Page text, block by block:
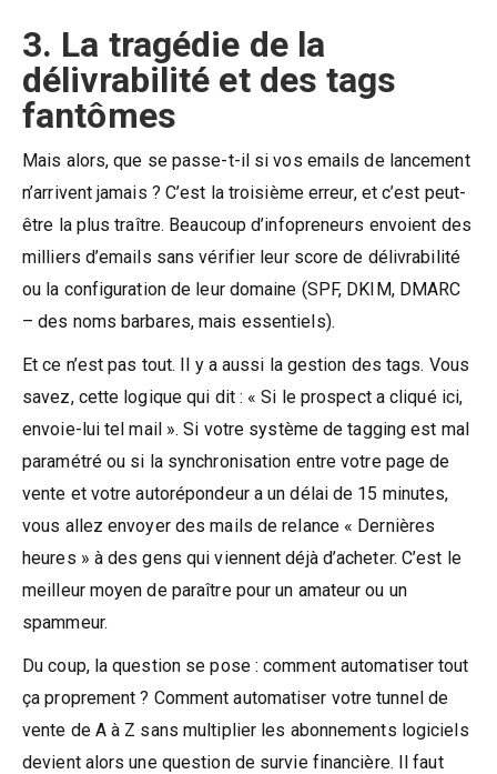
3. La tragédie de la
délivrabilité et des tags
fantômes
Mais alors, que se passe-t-il si vos emails de lancement
n’arrivent jamais ? C’est la troisième erreur, et c’est peut-
être la plus traître. Beaucoup d’infopreneurs envoient des
milliers d’emails sans vérifier leur score de délivrabilité
ou la configuration de leur domaine (SPF, DKIM, DMARC
– des noms barbares, mais essentiels).
Et ce n’est pas tout. Il y a aussi la gestion des tags. Vous
savez, cette logique qui dit : « Si le prospect a cliqué ici,
envoie-lui tel mail ». Si votre système de tagging est mal
paramétré ou si la synchronisation entre votre page de
vente et votre autorépondeur a un délai de 15 minutes,
vous allez envoyer des mails de relance « Dernières
heures » à des gens qui viennent déjà d’acheter. C’est le
meilleur moyen de paraître pour un amateur ou un
spammeur.
Du coup, la question se pose : comment automatiser tout
ça proprement ? Comment automatiser votre tunnel de
vente de A à Z sans multiplier les abonnements logiciels
devient alors une question de survie financière. Il faut